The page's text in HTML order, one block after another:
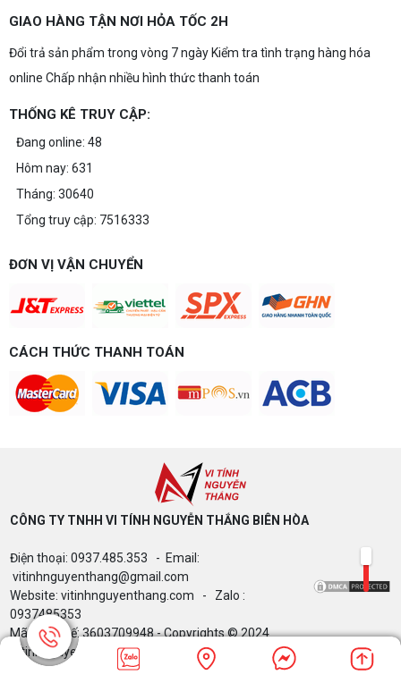
GIAO HÀNG TẬN NƠI HỎA TỐC 2H
Đổi trả sản phẩm trong vòng 7 ngày Kiểm tra tình trạng hàng hóa
online Chấp nhận nhiều hình thức thanh toán
THỐNG KÊ TRUY CẬP:
Đang online: 48
Hôm nay: 631
Tháng: 30640
Tổng truy cập: 7516333
ĐƠN VỊ VẬN CHUYỂN
CÁCH THỨC THANH TOÁN
CÔNG TY TNHH VI TÍNH NGUYỄN THẮNG BIÊN HÒA​
Điện thoại: 0937.485.353 - Email:
vitinhnguyenthang@gmail.com
Website: vitinhnguyenthang.com - Zalo :
0937485353
Mã Số Thuế: 3603709948 - Copyrights © 2024
Vitinhnguyenthang.com. All Rights Reserved